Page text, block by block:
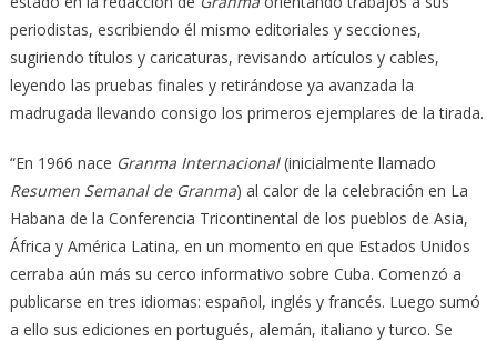
periodistas, escribiendo él mismo editoriales y secciones,
sugiriendo títulos y caricaturas, revisando artículos y cables,
leyendo las pruebas finales y retirándose ya avanzada la
madrugada llevando consigo los primeros ejemplares de la tirada.
“En 1966 nace Granma Internacional(inicialmente llamado
Resumen Se­manal de Granma) al calor de la celebración en La
Habana de la Conferencia Tricontinental de los pueblos de Asia,
África y América Latina, en un momen­to en que Estados Unidos
cerraba aún más su cerco informativo sobre Cuba. Comenzó a
publicarse en tres idiomas: español, inglés y francés. Luego sumó
a ello sus ediciones en portugués, alemán, italiano y turco. Se